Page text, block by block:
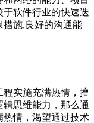
软件行业的快速迭
施,良好的沟通能
程实施充满热情，擅
思维能力，那么通
热情，渴望通过技术